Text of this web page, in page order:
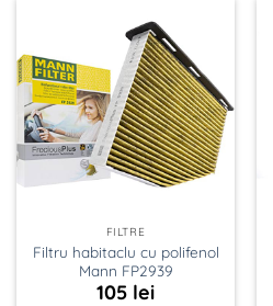
FILTRE
Filtru habitaclu cu polifenol
Mann FP2939
105 lei